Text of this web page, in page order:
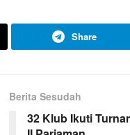
Share
Berita Sesudah
32 Klub Ikuti